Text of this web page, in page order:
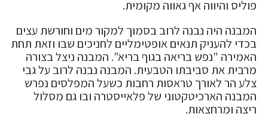
פוליס והיווה אף גאווה מקומית.
המבנה היה נבנה לרוב בסמוך למקור מים וחורשת עצים
בכדי להעניק תנאים אופטימליים לחניכים שבו וזאת תחת
האמירה "נפש בריאה בגוף בריא". המבנה ניצל בצורה
מרבית את סביבתו הטבעית. המבנה נבנה לרוב על גבי
צלע הר לאורך טראסות רחבות כשעל המפלסים נפרש
המבנה הארכיטקטוני של פלאייסטרה ובו גם מסלול
ריצה ומרחצאות.